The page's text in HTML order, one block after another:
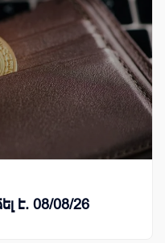
է. 08/08/26